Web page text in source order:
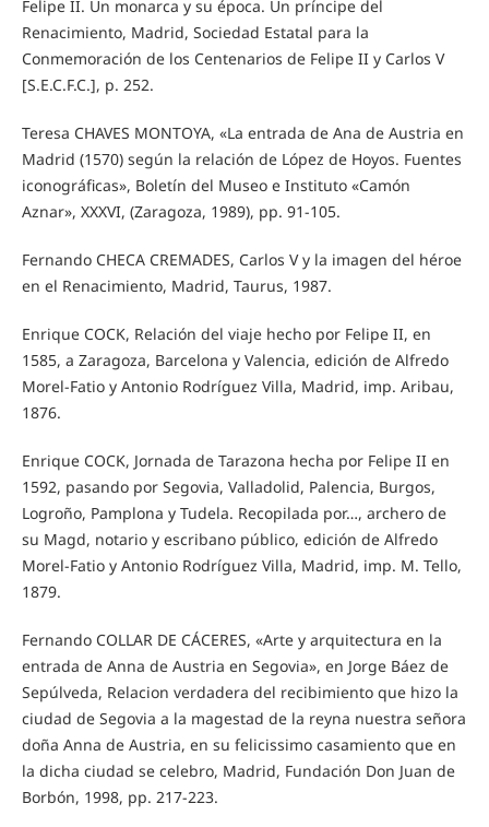
Felipe II. Un monarca y su época. Un príncipe del
Renacimiento, Madrid, Sociedad Estatal para la
Conmemoración de los Centenarios de Felipe II y Carlos V
[S.E.C.F.C.], p. 252.
Teresa CHAVES MONTOYA, «La entrada de Ana de Austria en
Madrid (1570) según la relación de López de Hoyos. Fuentes
iconográficas», Boletín del Museo e Instituto «Camón
Aznar», XXXVI, (Zaragoza, 1989), pp. 91-105.
Fernando CHECA CREMADES, Carlos V y la imagen del héroe
en el Renacimiento, Madrid, Taurus, 1987.
Enrique COCK, Relación del viaje hecho por Felipe II, en
1585, a Zaragoza, Barcelona y Valencia, edición de Alfredo
Morel-Fatio y Antonio Rodríguez Villa, Madrid, imp. Aribau,
1876.
Enrique COCK, Jornada de Tarazona hecha por Felipe II en
1592, pasando por Segovia, Valladolid, Palencia, Burgos,
Logroño, Pamplona y Tudela. Recopilada por…, archero de
su Magd, notario y escribano público, edición de Alfredo
Morel-Fatio y Antonio Rodríguez Villa, Madrid, imp. M. Tello,
1879.
Fernando COLLAR DE CÁCERES, «Arte y arquitectura en la
entrada de Anna de Austria en Segovia», en Jorge Báez de
Sepúlveda, Relacion verdadera del recibimiento que hizo la
ciudad de Segovia a la magestad de la reyna nuestra señora
doña Anna de Austria, en su felicissimo casamiento que en
la dicha ciudad se celebro, Madrid, Fundación Don Juan de
Borbón, 1998, pp. 217-223.